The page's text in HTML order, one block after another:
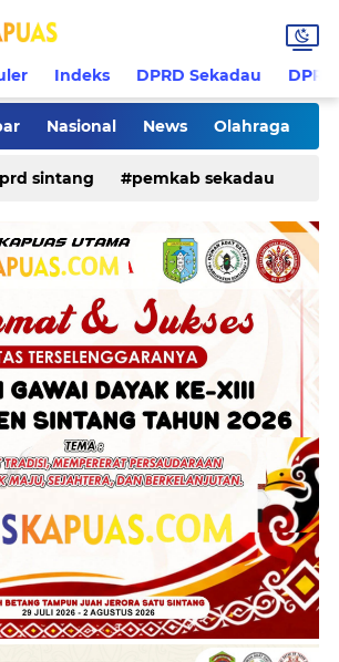
Indeks DPRD Sekadau
Nasional News Olahraga
Sanggau Sekadau
kriminal
sintang pemkab sekadau